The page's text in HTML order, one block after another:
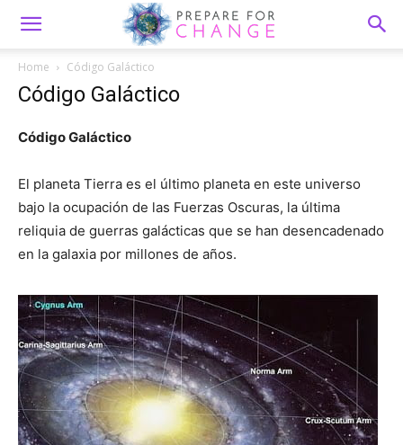
Home Código Galáctico
Código Galáctico
Código Galáctico
El planeta Tierra es el último planeta en este universo
bajo la ocupación de las Fuerzas Oscuras, la última
reliquia de guerras galácticas que se han desencadenado
en la galaxia por millones de años.